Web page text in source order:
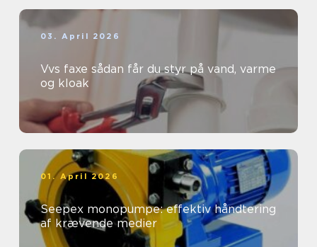
03. April 2026
Vvs faxe sådan får du styr på vand, varme
og kloak
01. April 2026
Seepex monopumpe: effektiv håndtering
af krævende medier